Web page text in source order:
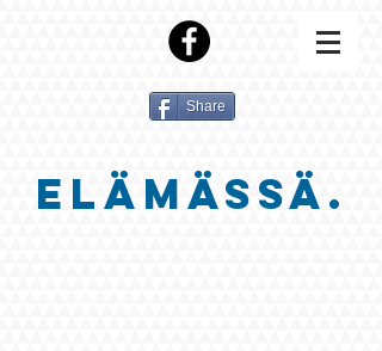
Share
ELÄMÄSSÄ.